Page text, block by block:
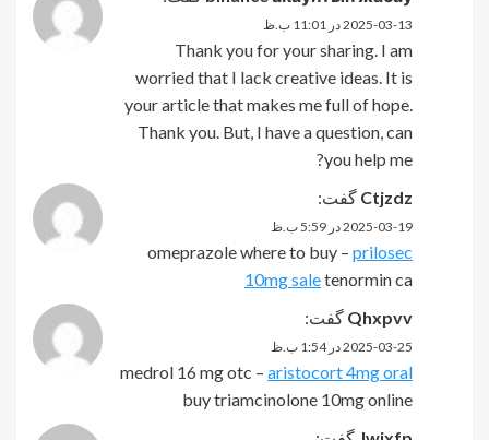
2025-03-13 در 11:01 ب.ظ
Thank you for your sharing. I am
worried that I lack creative ideas. It is
your article that makes me full of hope.
Thank you. But, I have a question, can
you help me?
Ctjzdz گفت:
2025-03-19 در 5:59 ب.ظ
omeprazole where to buy – prilosec
10mg saletenormin ca
Qhxpvv گفت:
2025-03-25 در 1:54 ب.ظ
medrol 16 mg otc – aristocort 4mg oral
buy triamcinolone 10mg online